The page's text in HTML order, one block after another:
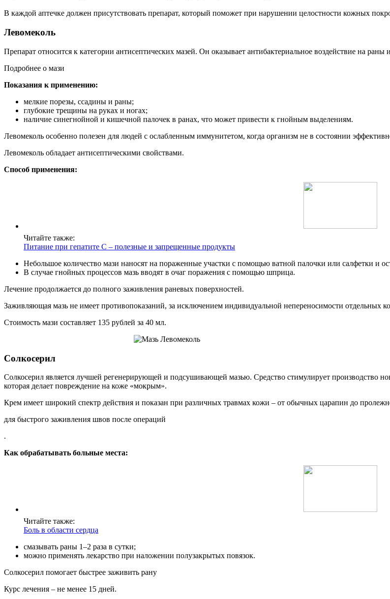
В каждой аптечке должен присутствовать препарат, который поможет при нарушении целостности кожных
Левомеколь
Препарат относится к категории антисептических мазей. Он оказывает антибактериальное воздействие на
Подробнее о мази
Показания к применению:
мелкие порезы, ссадины и раны;
глубокие трещины на руках и ногах;
наличие синегнойной и кишечной палочек в ранах, что может привести к гнойным выделениям.
Левомеколь особенно полезен для людей с ослабленным иммунитетом, когда организм не в состоянии
Левомеколь обладает антисептическими свойствами.
Способ применения:
Читайте также:
Питание при гепатите С – полезные и запрещенные продукты
Небольшое количество мази наносят на пораженные участки с помощью ватной палочки или салфетки и
В случае гнойных процессов мазь вводят в очаг поражения с помощью шприца.
Лечение продолжается до полного заживления раневых поверхностей.
Заживляющая мазь не имеет противопоказаний, за исключением индивидуальной непереносимости отдельных
Стоимость мази составляет 135 рублей за 40 мл.
Солкосерил
Солкосерил является лучшей регенерирующей и подсушивающей мазью. Средство стимулирует производство
которая делает повреждение на коже «мокрым».
Крем имеет широкий спектр действия и показан при различных травмах кожи – от обычных царапин до
для быстрого заживления швов после операций
.
Как обрабатывать больные места:
Читайте также:
Боль в области сердца
смазывать раны 1–2 раза в сутки;
можно применять лекарство при наложении полузакрытых повязок.
Солкосерил помогает быстрее заживить рану
Курс лечения – не менее 15 дней.